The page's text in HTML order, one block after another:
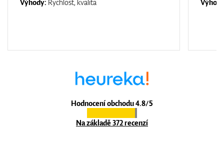
Hodnocení obchodu 4.8/5
Na základě 372 recenzí
Výhody: Rychlost, kvalita